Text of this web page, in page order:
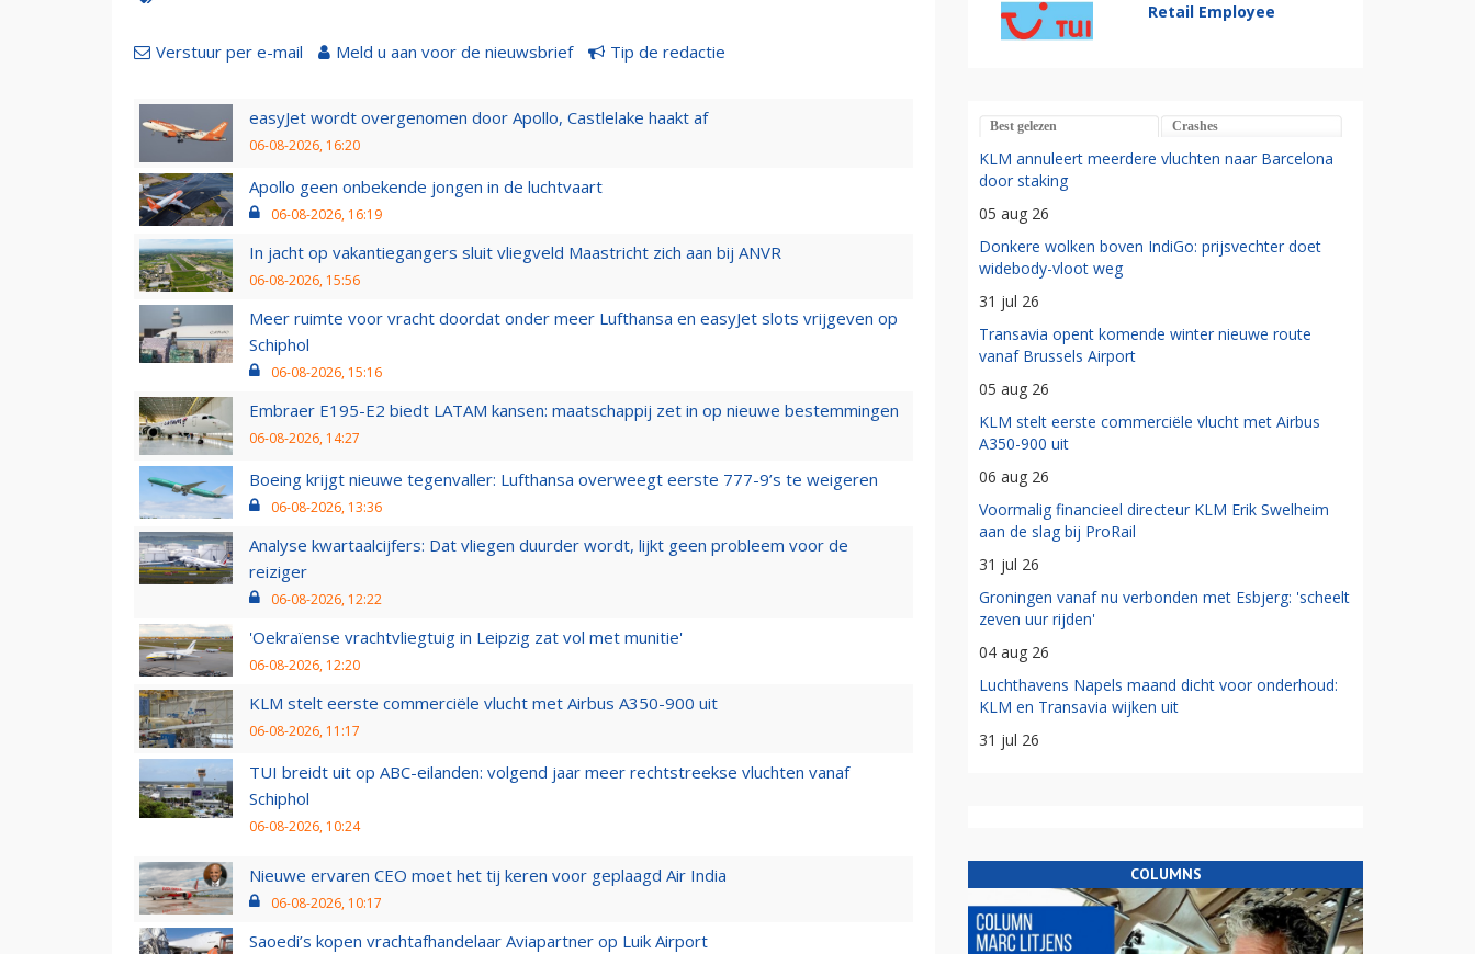
Verstuur per e-mail Meld u aan voor de nieuwsbrief Tip de redactie
easyJet wordt overgenomen door Apollo, Castlelake haakt af
06-08-2026, 16:20
Apollo geen onbekende jongen in de luchtvaart
06-08-2026, 16:19
In jacht op vakantiegangers sluit vliegveld Maastricht zich aan bij ANVR
06-08-2026, 15:56
Meer ruimte voor vracht doordat onder meer Lufthansa en easyJet slots vrijgeven op
Schiphol
06-08-2026, 15:16
Embraer E195-E2 biedt LATAM kansen: maatschappij zet in op nieuwe bestemmingen
06-08-2026, 14:27
Boeing krijgt nieuwe tegenvaller: Lufthansa overweegt eerste 777-9’s te weigeren
06-08-2026, 13:36
Analyse kwartaalcijfers: Dat vliegen duurder wordt, lijkt geen probleem voor de
reiziger
06-08-2026, 12:22
'Oekraïense vrachtvliegtuig in Leipzig zat vol met munitie'
06-08-2026, 12:20
KLM stelt eerste commerciële vlucht met Airbus A350-900 uit
06-08-2026, 11:17
TUI breidt uit op ABC-eilanden: volgend jaar meer rechtstreekse vluchten vanaf
Schiphol
06-08-2026, 10:24
Nieuwe ervaren CEO moet het tij keren voor geplaagd Air India
06-08-2026, 10:17
Saoedi’s kopen vrachtafhandelaar Aviapartner op Luik Airport
Retail Employee
Best gelezen Crashes
KLM annuleert meerdere vluchten naar Barcelona
door staking
05 aug 26
Donkere wolken boven IndiGo: prijsvechter doet
widebody-vloot weg
31 jul 26
Transavia opent komende winter nieuwe route
vanaf Brussels Airport
05 aug 26
KLM stelt eerste commerciële vlucht met Airbus
A350-900 uit
06 aug 26
Voormalig financieel directeur KLM Erik Swelheim
aan de slag bij ProRail
31 jul 26
Groningen vanaf nu verbonden met Esbjerg: 'scheelt
zeven uur rijden'
04 aug 26
Luchthavens Napels maand dicht voor onderhoud:
KLM en Transavia wijken uit
31 jul 26
COLUMNS